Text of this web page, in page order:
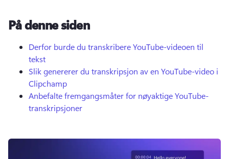
Prøv gratis
På denne siden
Derfor burde du transkribere YouTube-videoen til
tekst
Slik genererer du transkripsjon av en YouTube-video i
Clipchamp
Anbefalte fremgangsmåter for nøyaktige YouTube-
transkripsjoner